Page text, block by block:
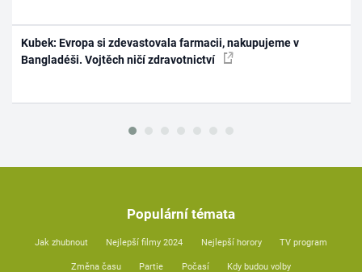
Kubek: Evropa si zdevastovala farmacii, nakupujeme v
Bangladéši. Vojtěch ničí zdravotnictví
Populární témata
Jak zhubnout Nejlepší filmy 2024 Nejlepší horory TV program
Změna času Partie Počasí Kdy budou volby